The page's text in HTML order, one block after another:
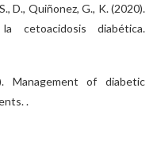
D., Quiñonez, G., K. (2020).
cetoacidosis diabética.
Management of diabetic
.